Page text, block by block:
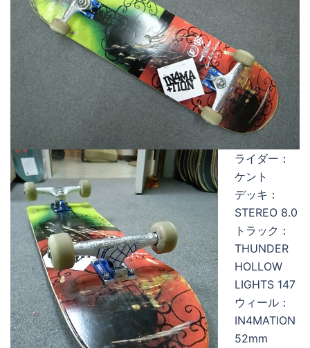
ライダー：
ケント
デッキ：
STEREO 8.0
トラック：
THUNDER
HOLLOW
LIGHTS 147
ウィール：
IN4MATION
52mm